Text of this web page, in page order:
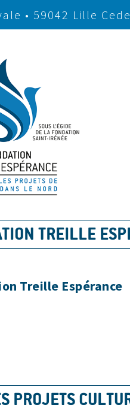
• 59042 Lille
TREILLE
Treille Espérance
PROJETS